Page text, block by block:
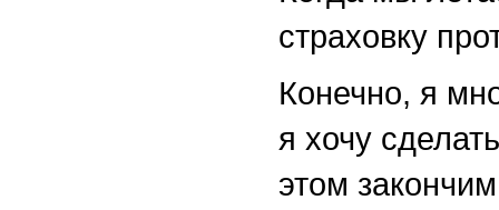
страховку
Конечно, я
я хочу
этом